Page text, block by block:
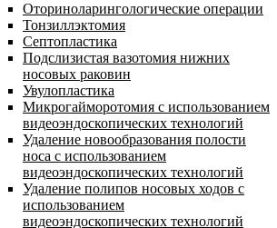
Оториноларингологические операции
Тонзиллэктомия
Септопластика
Подслизистая вазотомия нижних
носовых раковин
Увулопластика
Микрогайморотомия с использованием
видеоэндоскопических технологий
Удаление новообразования полости
носа с использованием
видеоэндоскопических технологий
Удаление полипов носовых ходов с
использованием
видеоэндоскопических технологий